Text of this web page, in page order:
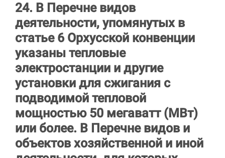
24. В Перечне видов
деятельности, упомянутых в
статье 6 Орхусской конвенции
указаны тепловые
электростанции и другие
установки для сжигания с
подводимой тепловой
мощностью 50 мегаватт (МВт)
или более. В Перечне видов и
объектов хозяйственной и иной